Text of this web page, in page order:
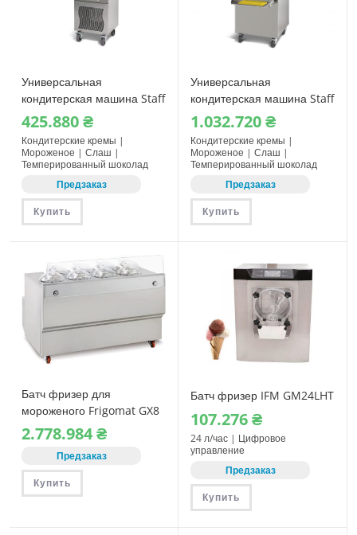
Универсальная
кондитерская машина Staff
RoboCream R51
425.880₴
Кондитерские кремы |
Мороженое | Слаш |
Темперированный шоколад
Предзаказ
Купить
Универсальная
кондитерская машина Staff
RoboCream R151 MED
1.032.720₴
Кондитерские кремы |
Мороженое | Слаш |
Темперированный шоколад
Предзаказ
Купить
Батч фризер для
мороженого Frigomat GX8
2.778.984₴
Предзаказ
Купить
Батч фризер IFM GM24LHT
107.276₴
24 л/час | Цифровое
управление
Предзаказ
Купить